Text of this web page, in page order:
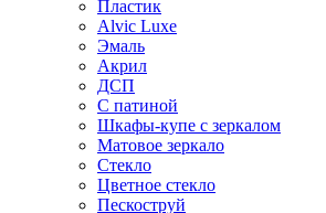
Пластик
Alvic Luxe
Эмаль
Акрил
ДСП
С патиной
Шкафы-купе с зеркалом
Матовое зеркало
Стекло
Цветное стекло
Пескоструй